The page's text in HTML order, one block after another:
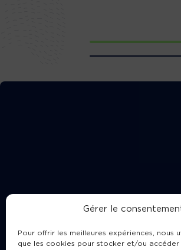
Gérer le
Pour offrir les meilleures expériences, nous
que les cookies pour stocker et/ou accéder